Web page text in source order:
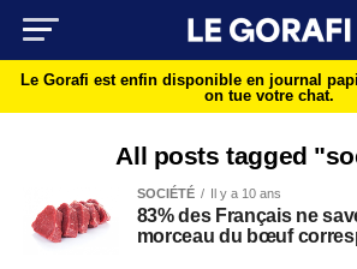
Le Gorafi est enfin disponible en journal
on tue votre chat.
All posts tagged
SOCIÉTÉ Il y a 10 ans
83% des Français ne
morceau du bœuf